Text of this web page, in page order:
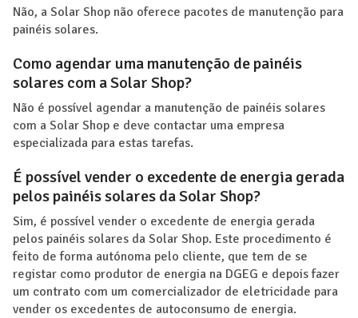
Não, a Solar Shop não oferece pacotes de manutenção para
painéis solares.
Como agendar uma manutenção de painéis
solares com a Solar Shop?
Não é possível agendar a manutenção de painéis solares
com a Solar Shop e deve contactar uma empresa
especializada para estas tarefas.
É possível vender o excedente de energia gerada
pelos painéis solares da Solar Shop?
Sim, é possível vender o excedente de energia gerada
pelos painéis solares da Solar Shop. Este procedimento é
feito de forma autónoma pelo cliente, que tem de se
registar como produtor de energia na DGEG e depois fazer
um contrato com um comercializador de eletricidade para
vender os excedentes de autoconsumo de energia.